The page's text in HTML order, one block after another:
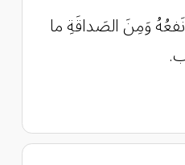
وَمِنَ الصَداقَةِ ما